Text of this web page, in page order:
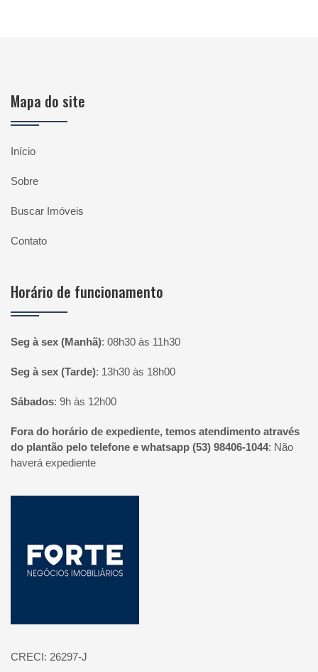
Mapa do site
Início
Sobre
Buscar Imóveis
Contato
Horário de funcionamento
Seg à sex (Manhã): 08h30 às 11h30
Seg à sex (Tarde): 13h30 às 18h00
Sábados: 9h às 12h00
Fora do horário de expediente, temos atendimento através
do plantão pelo telefone e whatsapp (53) 98406-1044: Não
haverá expediente
CRECI: 26297-J